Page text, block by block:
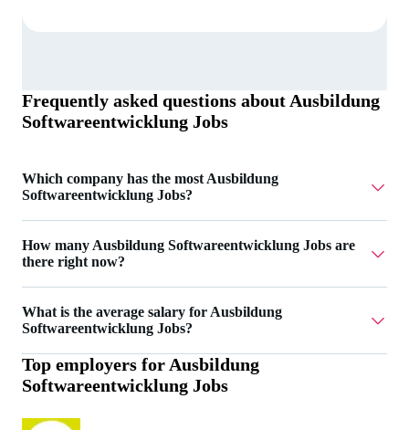
Frequently asked questions aboutAusbildung
Softwareentwicklung Jobs
Which company has the most Ausbildung
Softwareentwicklung Jobs?
How many Ausbildung Softwareentwicklung Jobs are
there right now?
Jobs.
What is the average salary for Ausbildung
Softwareentwicklung Jobs?
The average salary for Ausbildung Softwareentwicklung
Jobs is 1.350 €.
Top employers forAusbildung
Softwareentwicklung Jobs